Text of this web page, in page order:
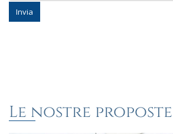
Invia
Le nostre proposte